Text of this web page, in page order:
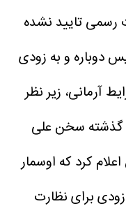
رسمی تایید نشده
دوباره و به زودی
آرمانی، زیر نظر
گذشته سخن علی
کرد که اوسمار
زودی برای نظارت